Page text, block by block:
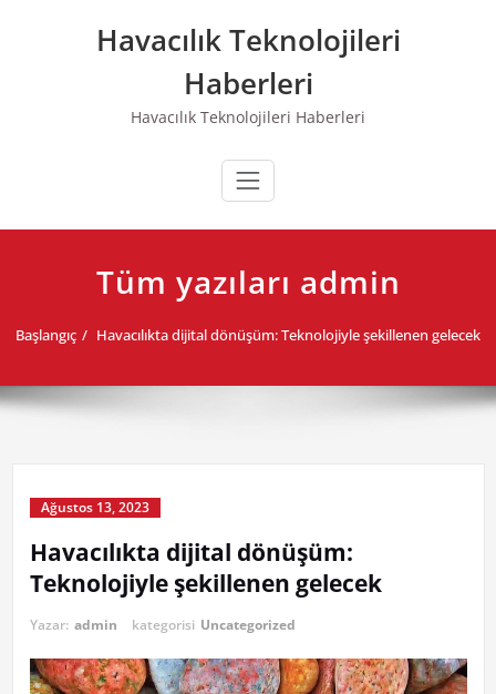
Havacılık Teknolojileri
Haberleri
Havacılık Teknolojileri Haberleri
Tüm yazıları admin
Başlangıç Havacılıkta dijital dönüşüm: Teknolojiyle şekillenen gelecek
Ağustos 13, 2023
Havacılıkta dijital dönüşüm:
Teknolojiyle şekillenen gelecek
Yazar: admin kategorisi Uncategorized